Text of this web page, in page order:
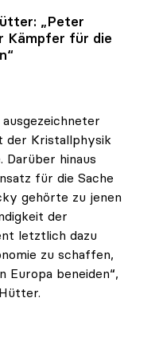
„Peter
Kämpfer für die
der Kristallphysik
Darüber hinaus
für die Sache
gehörte zu jenen
der
letztlich dazu
zu schaffen,
Europa beneiden“,
Peter